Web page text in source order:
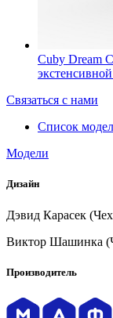
Cuby Dream
Связаться с нами
Список
Модели
Дизайн
Дэвид Карасек
Виктор Шашинка
Производитель